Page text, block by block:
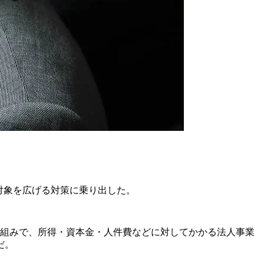
を広げる対策に乗り出した。
で、所得・資本金・人件費などに対してかかる法人事業